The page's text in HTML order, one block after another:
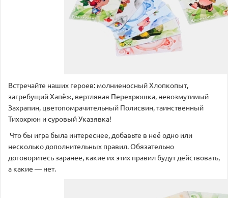
Встречайте наших героев: молниеносный Хлопкопыт,
загребущий Хапёж, вертлявая Перехрюшка, невозмутимый
Захрапин, цветопомрачительный Полисвин, таинственный
Тихохрюн и суровый Указявка!
Что бы игра была интереснее, добавьте в неё одно или
несколько дополнительных правил. Обязательно
договоритесь заранее, какие их этих правил будут действовать,
а какие — нет.